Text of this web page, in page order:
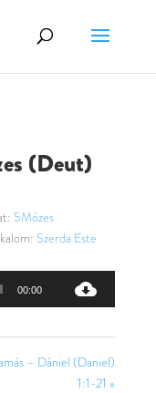
(Deut)
5Mózes
Szerda Este
00:00
– Dániel (Daniel)
1:1-21 »